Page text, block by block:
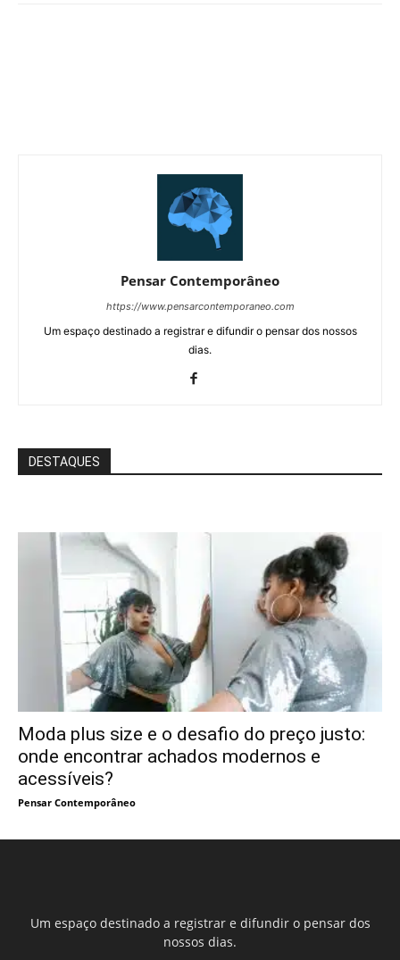
Pensar Contemporâneo
https://www.pensarcontemporaneo.com
Um espaço destinado a registrar e difundir o pensar dos nossos
dias.
DESTAQUES
Moda plus size e o desafio do preço justo:
onde encontrar achados modernos e
acessíveis?
Pensar Contemporâneo
Um espaço destinado a registrar e difundir o pensar dos
nossos dias.